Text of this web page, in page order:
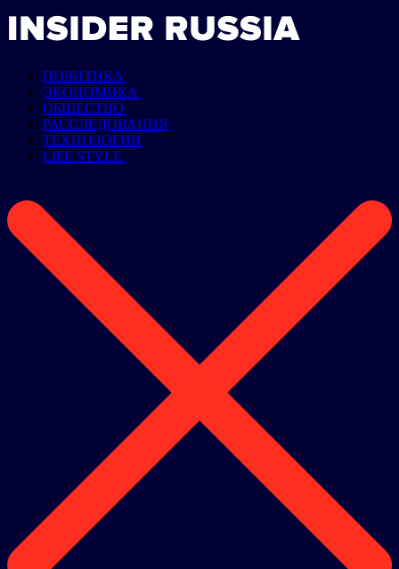
ПОЛИТИКА
ЭКОНОМИКА
ОБЩЕСТВО
РАССЛЕДОВАНИЯ
ТЕХНОЛОГИИ
LIFE STYLE